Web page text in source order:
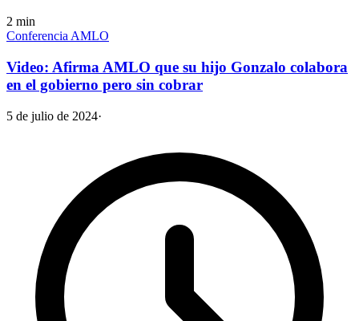
2 min
Conferencia AMLO
Video: Afirma AMLO que su hijo Gonzalo colabora
en el gobierno pero sin cobrar
5 de julio de 2024·